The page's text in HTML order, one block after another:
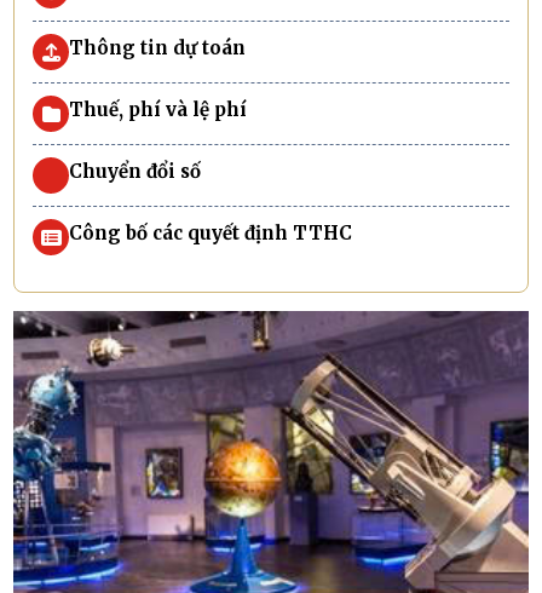
Thông tin dự toán
Thuế, phí và lệ phí
Chuyển đổi số
Công bố các quyết định TTHC